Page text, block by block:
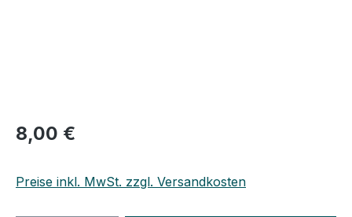
8,00 €
Preise inkl. MwSt. zzgl. Versandkosten